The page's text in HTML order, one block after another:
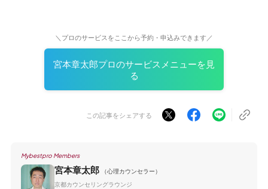
＼プロのサービスをここから予約・申込みできます／
宮本章太郎プロのサービスメニューを見
る
この記事をシェアする
Mybestpro Members
宮本章太郎
（心理カウンセラー）
京都カウンセリングラウンジ